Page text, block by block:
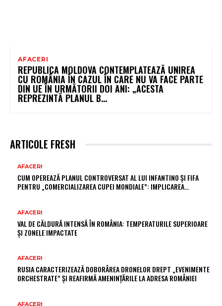
AFACERI
REPUBLICA MOLDOVA CONTEMPLATEAZĂ UNIREA
CU ROMÂNIA ÎN CAZUL ÎN CARE NU VA FACE PARTE
DIN UE ÎN URMĂTORII DOI ANI: „ACESTA
REPREZINTĂ PLANUL B...
ARTICOLE FRESH
AFACERI
CUM OPEREAZĂ PLANUL CONTROVERSAT AL LUI INFANTINO ȘI FIFA
PENTRU „COMERCIALIZAREA CUPEI MONDIALE”: IMPLICAREA…
AFACERI
VAL DE CĂLDURĂ INTENSĂ ÎN ROMÂNIA: TEMPERATURILE SUPERIOARE
ȘI ZONELE IMPACTATE
AFACERI
RUSIA CARACTERIZEAZĂ DOBORÂREA DRONELOR DREPT „EVENIMENTE
ORCHESTRATE” ȘI REAFIRMĂ AMENINȚĂRILE LA ADRESA ROMÂNIEI
AFACERI